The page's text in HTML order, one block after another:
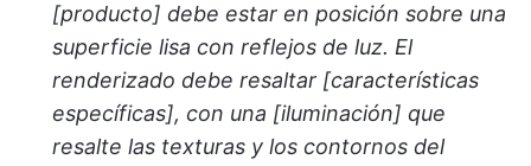
[producto] debe estar en posición sobre una
superficie lisa con reflejos de luz. El
renderizado debe resaltar [características
específicas], con una [iluminación] que
resalte las texturas y los contornos del